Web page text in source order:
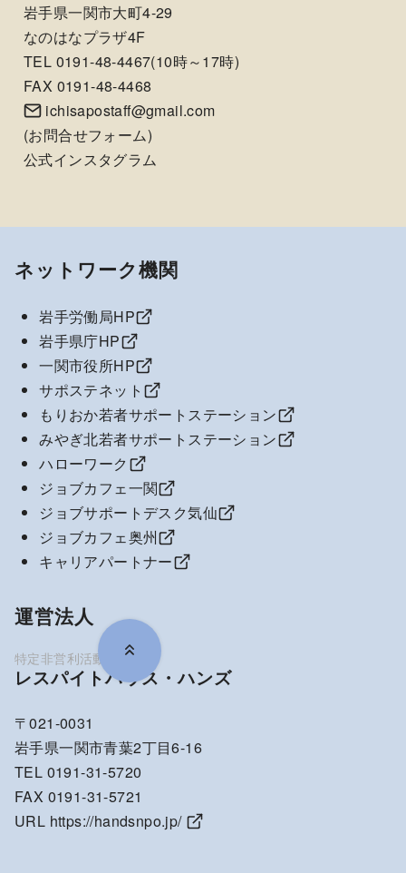
岩手県一関市大町4-29
なのはなプラザ4F
TEL 0191-48-4467(10時～17時)
FAX 0191-48-4468
ichisapostaff@gmail.com
(お問合せフォーム)
公式インスタグラム
ネットワーク機関
岩手労働局HP
岩手県庁HP
一関市役所HP
サポステネット
もりおか若者サポートステーション
みやぎ北若者サポートステーション
ハローワーク
ジョブカフェ一関
ジョブサポートデスク気仙
ジョブカフェ奥州
キャリアパートナー
運営法人
レスパイトハウス・ハンズ
〒021-0031
岩手県一関市青葉2丁目6-16
TEL 0191-31-5720
FAX 0191-31-5721
URL https://handsnpo.jp/